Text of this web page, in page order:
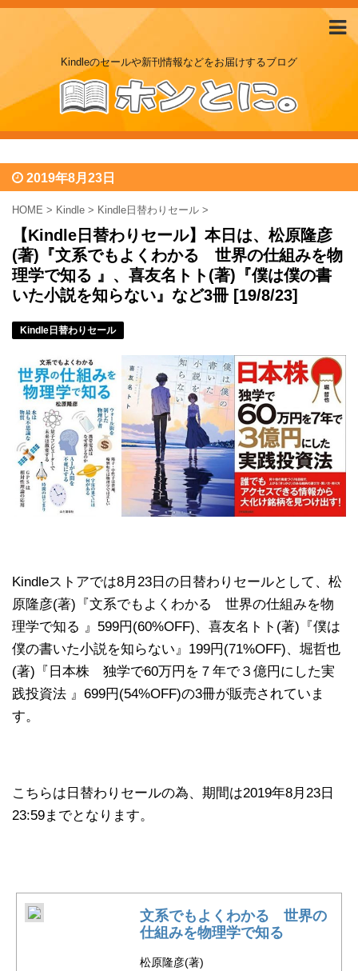
Kindleのセールや新刊情報などをお届けするブログ
2019年8月23日
HOME > Kindle > Kindle日替わりセール >
【Kindle日替わりセール】本日は、松原隆彦
(著)『文系でもよくわかる 世界の仕組みを物
理学で知る 』、喜友名トト(著)『僕は僕の書
いた小説を知らない』など3冊 [19/8/23]
Kindle日替わりセール
Kindleストアでは8月23日の日替わりセールとして、松
原隆彦(著)『文系でもよくわかる 世界の仕組みを物
理学で知る 』599円(60%OFF)、喜友名トト(著)『僕は
僕の書いた小説を知らない』199円(71%OFF)、堀哲也
(著)『日本株 独学で60万円を７年で３億円にした実
践投資法 』699円(54%OFF)の3冊が販売されていま
す。
こちらは日替わりセールの為、期間は2019年8月23日
23:59までとなります。
文系でもよくわかる 世界の
仕組みを物理学で知る
松原隆彦(著)